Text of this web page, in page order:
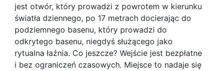
jest otwór, który prowadzi z powrotem w kierunku
światła dziennego, po 17 metrach docierając do
podziemnego basenu, który prowadzi do
odkrytego basenu, niegdyś służącego jako
rytualna łaźnia. Co jeszcze? Wejście jest bezpłatne
i bez ograniczeń czasowych. Miejsce to nadaje się